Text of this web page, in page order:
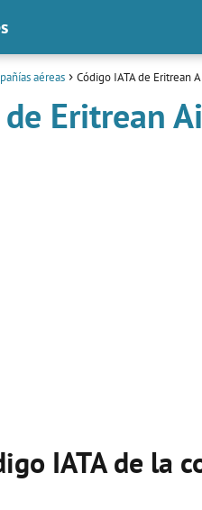
aéreas Código IATA de Eritrean
de Eritrean
IATA de la